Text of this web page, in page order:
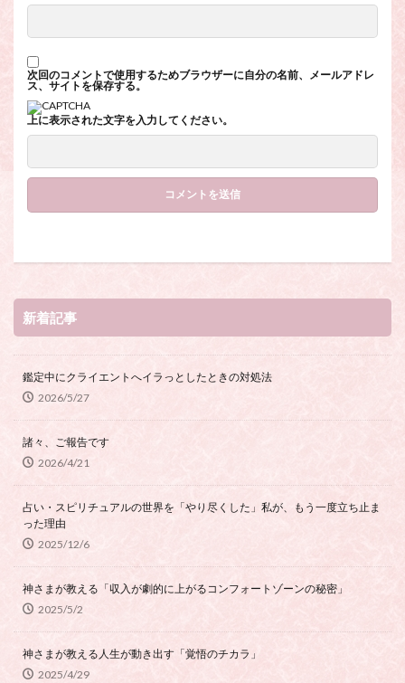
次回のコメントで使用するためブラウザーに自分の名前、メールアドレ
ス、サイトを保存する。
上に表示された文字を入力してください。
新着記事
鑑定中にクライエントへイラっとしたときの対処法
2026/5/27
諸々、ご報告です
2026/4/21
占い・スピリチュアルの世界を「やり尽くした」私が、もう一度立ち止ま
った理由
2025/12/6
神さまが教える「収入が劇的に上がるコンフォートゾーンの秘密」
2025/5/2
神さまが教える人生が動き出す「覚悟のチカラ」
2025/4/29